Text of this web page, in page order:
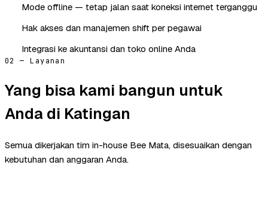
Mode offline — tetap jalan saat koneksi internet terganggu
Hak akses dan manajemen shift per pegawai
Integrasi ke akuntansi dan toko online Anda
02 — Layanan
Yang bisa kami bangun untuk
Anda di Katingan
Semua dikerjakan tim in-house Bee Mata, disesuaikan dengan
kebutuhan dan anggaran Anda.